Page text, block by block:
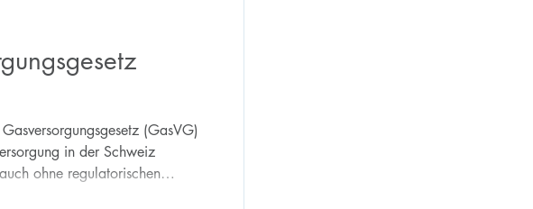
(GasVG)
in der Schweiz
ohne regulatorischen